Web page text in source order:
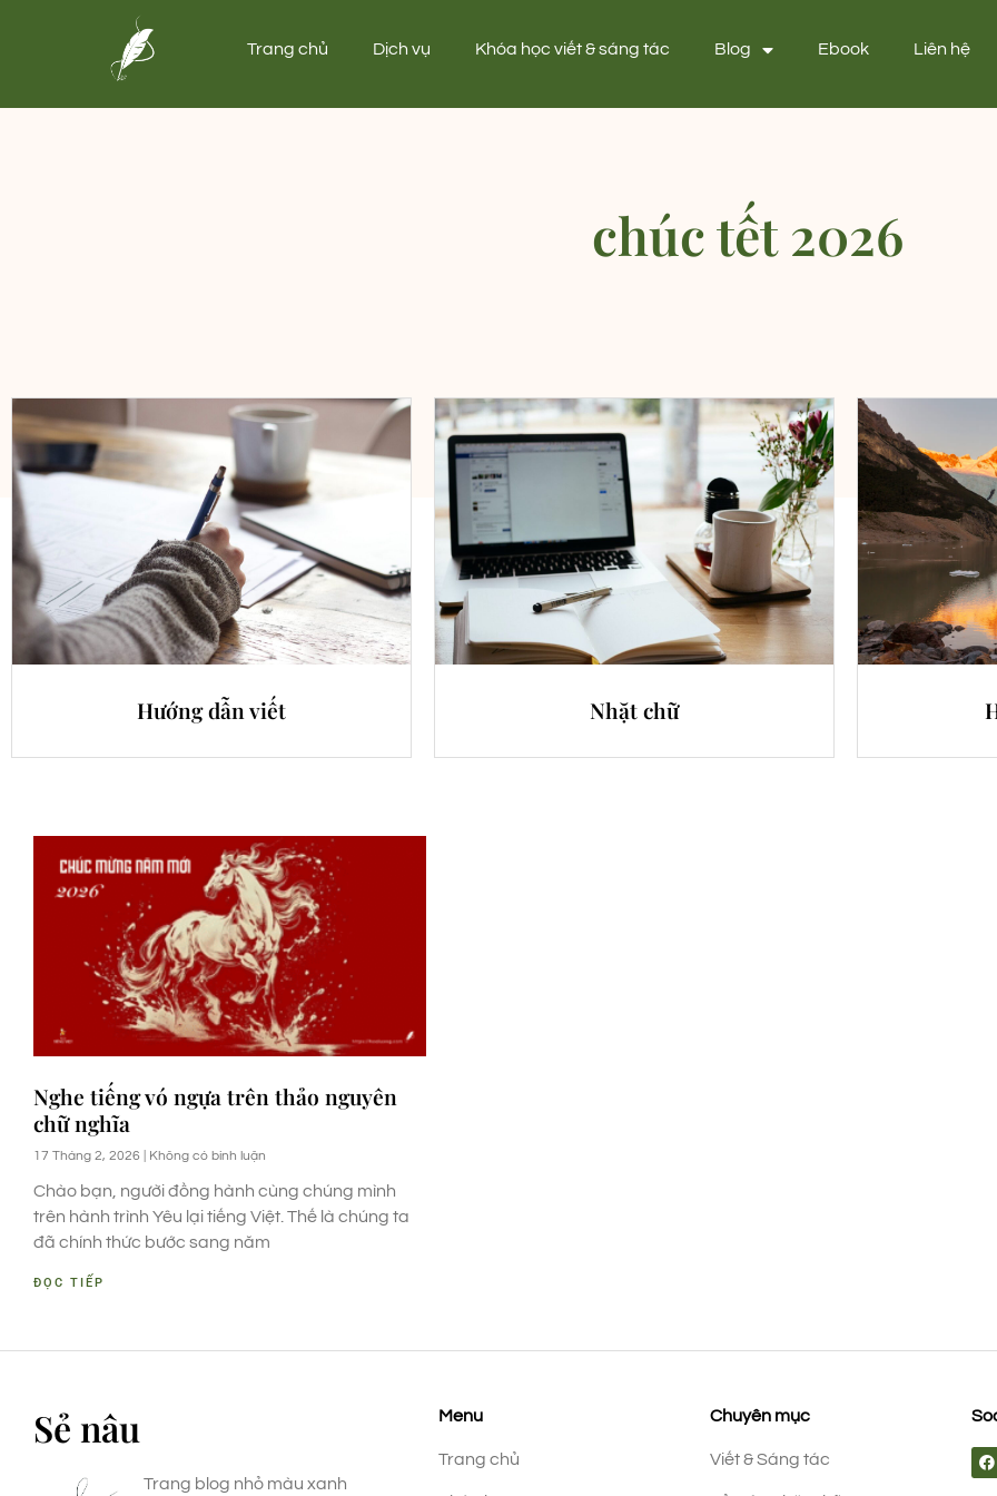
Trang chủ Dịch vụ Khóa học viết & sáng tác Blog Ebook Liên hệ
chúc tết 2026
Hướng dẫn viết Nhặt chữ
Nghe tiếng vó ngựa trên thảo nguyên
chữ nghĩa
17 Tháng 2, 2026 Không có bình luận
Chào bạn, người đồng hành cùng chúng mình
trên hành trình Yêu lại tiếng Việt. Thế là chúng ta
đã chính thức bước sang năm
ĐỌC TIẾP
Sẻ nâu
Trang blog nhỏ màu xanh
Menu
Trang chủ
Chuyên mục
Viết & Sáng tác